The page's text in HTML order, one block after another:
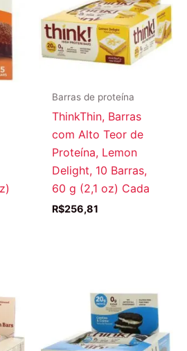
Barras de proteína
ThinkThin, Barras
com Alto Teor de
Proteína, Lemon
Delight, 10 Barras,
60 g (2,1 oz) Cada
R$256,81